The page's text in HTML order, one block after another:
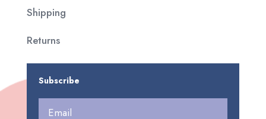
Shipping
Returns
Subscribe